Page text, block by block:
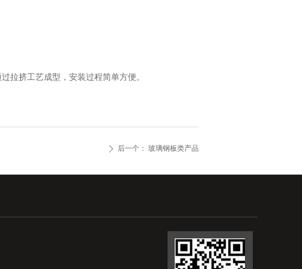
ꄲ 后一个： 玻璃钢板类产品
拉挤工艺成型，安装过程简单方便。